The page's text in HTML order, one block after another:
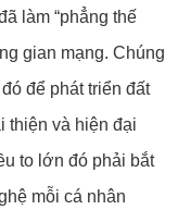
làm “phẳng thế
gian mạng. Chúng
để phát triển đất
thiện và hiện đại
to lớn đó phải bắt
mỗi cá nhân